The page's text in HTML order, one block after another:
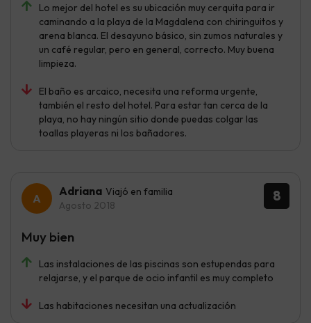
Lo mejor del hotel es su ubicación muy cerquita para ir
caminando a la playa de la Magdalena con chiringuitos y
arena blanca. El desayuno básico, sin zumos naturales y
un café regular, pero en general, correcto. Muy buena
limpieza.
El baño es arcaico, necesita una reforma urgente,
también el resto del hotel. Para estar tan cerca de la
playa, no hay ningún sitio donde puedas colgar las
toallas playeras ni los bañadores.
8
Adriana Viajó en familia
Agosto 2018
Las instalaciones de las piscinas son estupendas para
relajarse, y el parque de ocio infantil es muy completo
Las habitaciones necesitan una actualización
Muy bien